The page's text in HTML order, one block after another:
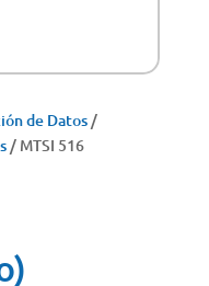
de Datos/
/ MTSI 516